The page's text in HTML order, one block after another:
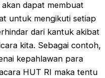
dapat membuat
untuk mengikuti setiap
dari kantuk akibat
kita. Sebagai contoh,
kepahlawan para
HUT RI maka tentu